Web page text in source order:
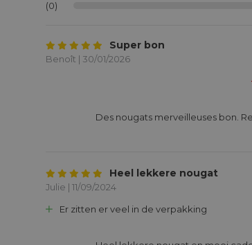
(0)
Super bon
Benoît | 30/01/2026
Heel lekkere nougat
Julie | 11/09/2024
Er zitten er veel in de verpakking